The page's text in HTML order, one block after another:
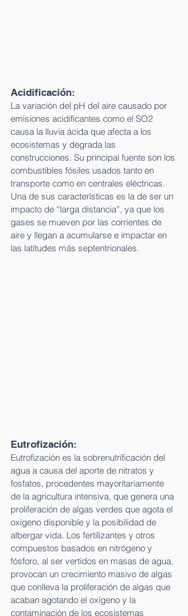
Acidificación:
La variación del pH del aire causado por
emisiones acidificantes como el SO2
causa la lluvia ácida que afecta a los
ecosistemas y degrada las
construcciones. Su principal fuente son los
combustibles fósiles usados tanto en
transporte como en centrales eléctricas.
Una de sus características es la de ser un
impacto de “larga distancia”, ya que los
gases se mueven por las corrientes de
aire y llegan a acumularse e impactar en
las latitudes más septentrionales.
Eutrofización:
Eutrofización es la sobrenutrificación del
agua a causa del aporte de nitratos y
fosfatos, procedentes mayoritariamente
de la agricultura intensiva, que genera una
proliferación de algas verdes que agota el
oxígeno disponible y la posibilidad de
albergar vida. Los fertilizantes y otros
compuestos basados en nitrógeno y
fósforo, al ser vertidos en masas de agua,
provocan un crecimiento masivo de algas
que conlleva la proliferación de algas que
acaban agotando el oxígeno y la
contaminación de los ecosistemas